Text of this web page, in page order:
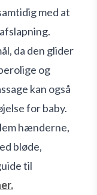
med at
da den glider
og
kan også
for baby.
hænderne,
bløde,
til